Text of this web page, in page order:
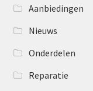
Aanbiedingen
Nieuws
Onderdelen
Reparatie